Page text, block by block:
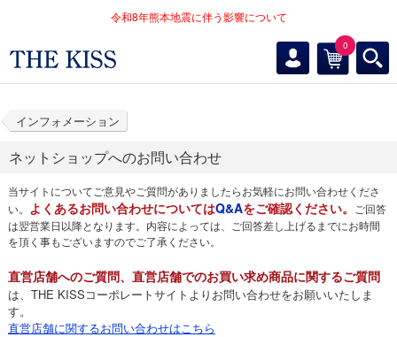
令和8年熊本地震に伴う影響について
0
インフォメーション
ネットショップへのお問い合わせ
当サイトについてご意見やご質問がありましたらお気軽にお問い合わせくださ
い。 よくあるお問い合わせについてはQ&Aをご確認ください。
ご回答
は翌営業日以降となります。内容によっては、ご回答差し上げるまでにお時間
を頂く事もございますのでご了承ください。
直営店舗へのご質問、直営店舗でのお買い求め商品に関するご質問
は、THE KISSコーポレートサイトよりお問い合わせをお願いいたしま
す。
直営店舗に関するお問い合わせはこちら